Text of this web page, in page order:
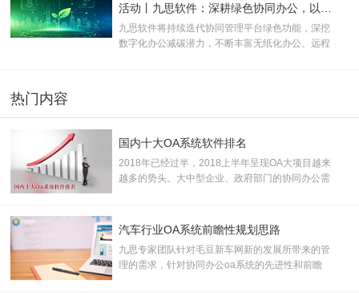
活动丨九思软件：深耕绿色协同办公，以数字化方案助推企业双碳转型
九思软件将持续迭代协同管理平台绿色功能，深挖
数字化办公减碳潜力，不断丰富无纸化办公、远程
热门内容
国内十大OA系统软件排名
2018年已经过半，2018上半年呈现OA大项目越来
越多的势头。大中型企业、政府部门的协同办公需
大， 产业前景广阔。
汽车行业OA系统前瞻性规划思路
九思专家团队针对毛豆新车网新的发展所带来的管
理的需求，针对协同办公oa系统的先进性和前瞻